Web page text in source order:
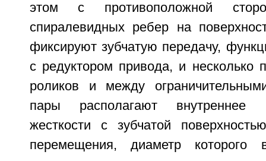
этом с противоположной
спиралевидных ребер на
фиксируют зубчатую передачу,
с редуктором привода, и несколько
роликов и между
пары располагают внутреннее
жесткости с зубчатой
перемещения, диаметр которого